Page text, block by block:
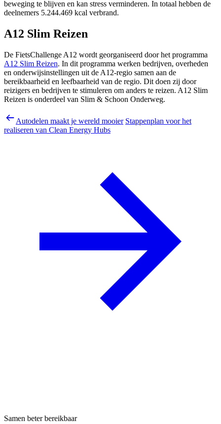
beweging te blijven en kan stress verminderen. In totaal hebben de
deelnemers 5.244.469 kcal verbrand.
A12 Slim Reizen
De FietsChallenge A12 wordt georganiseerd door het programma
A12 Slim Reizen. In dit programma werken bedrijven, overheden
en onderwijsinstellingen uit de A12-regio samen aan de
bereikbaarheid en leefbaarheid van de regio. Dit doen zij door
reizigers en bedrijven te stimuleren om anders te reizen. A12 Slim
Reizen is onderdeel van Slim & Schoon Onderweg.
Autodelen maakt je wereld mooier Stappenplan voor het
realiseren van Clean Energy Hubs
Samen beter bereikbaar